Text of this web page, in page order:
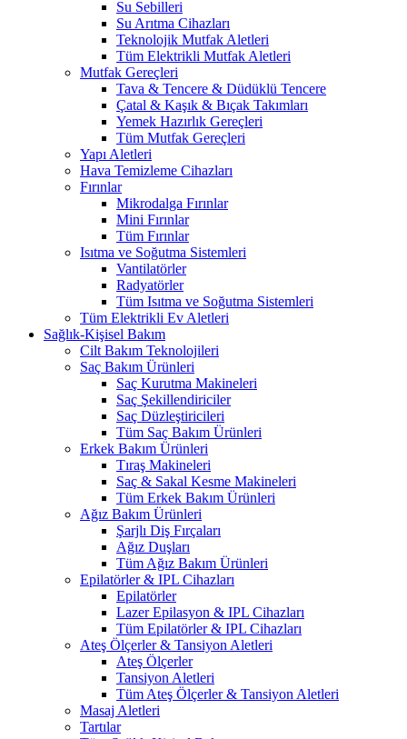
Su Sebilleri
Su Arıtma Cihazları
Teknolojik Mutfak Aletleri
Tüm Elektrikli Mutfak Aletleri
Mutfak Gereçleri
Tava & Tencere & Düdüklü Tencere
Çatal & Kaşık & Bıçak Takımları
Yemek Hazırlık Gereçleri
Tüm Mutfak Gereçleri
Yapı Aletleri
Hava Temizleme Cihazları
Fırınlar
Mikrodalga Fırınlar
Mini Fırınlar
Tüm Fırınlar
Isıtma ve Soğutma Sistemleri
Vantilatörler
Radyatörler
Tüm Isıtma ve Soğutma Sistemleri
Tüm Elektrikli Ev Aletleri
Sağlık-Kişisel Bakım
Cilt Bakım Teknolojileri
Saç Bakım Ürünleri
Saç Kurutma Makineleri
Saç Şekillendiriciler
Saç Düzleştiricileri
Tüm Saç Bakım Ürünleri
Erkek Bakım Ürünleri
Tıraş Makineleri
Saç & Sakal Kesme Makineleri
Tüm Erkek Bakım Ürünleri
Ağız Bakım Ürünleri
Şarjlı Diş Fırçaları
Ağız Duşları
Tüm Ağız Bakım Ürünleri
Epilatörler & IPL Cihazları
Epilatörler
Lazer Epilasyon & IPL Cihazları
Tüm Epilatörler & IPL Cihazları
Ateş Ölçerler & Tansiyon Aletleri
Ateş Ölçerler
Tansiyon Aletleri
Tüm Ateş Ölçerler & Tansiyon Aletleri
Masaj Aletleri
Tartılar